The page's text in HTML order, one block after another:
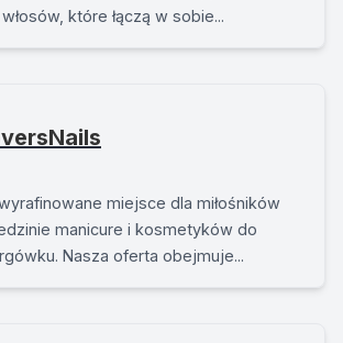
które łączą w sobie...
miejsce dla miłośników
manicure i kosmetyków do
Nasza oferta obejmuje...